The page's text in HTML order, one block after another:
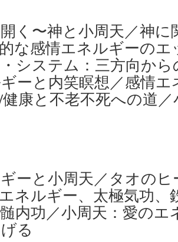
く〜神と小周天／神
な感情エネルギーの
システム：三方向か
ーと内笑瞑想／感情
康と不老不死への道
ーと小周天／タオの
ネルギー、太極気功、
内功／小周天：愛の
る